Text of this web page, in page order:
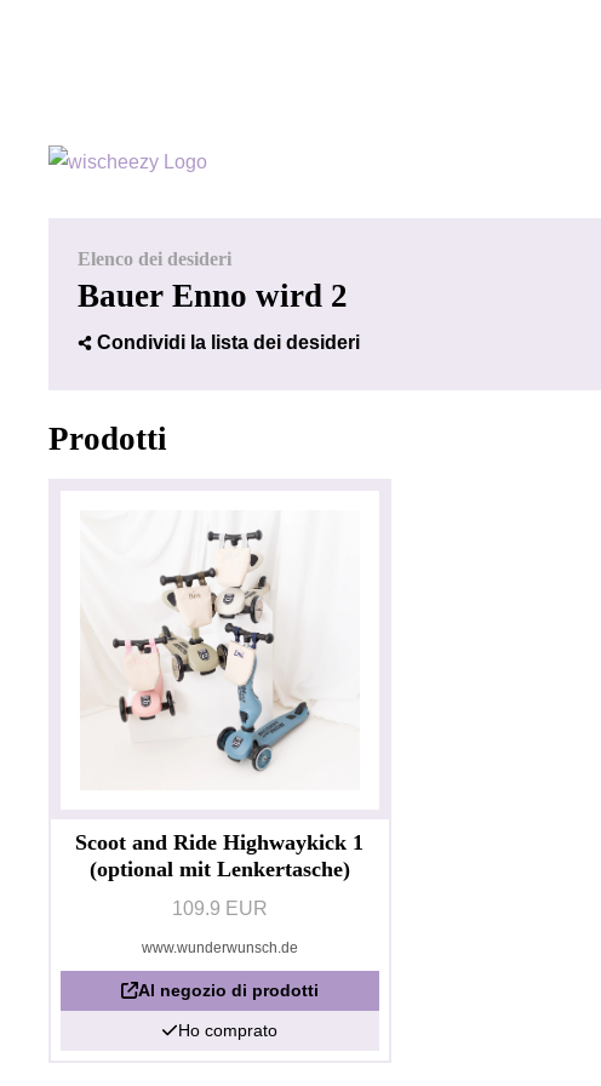
Elenco dei desideri
Bauer Enno wird 2
Condividi la lista dei desideri
Prodotti
Scoot and Ride Highwaykick 1
(optional mit Lenkertasche)
109.9 EUR
www.wunderwunsch.de
Al negozio di prodotti
Ho comprato